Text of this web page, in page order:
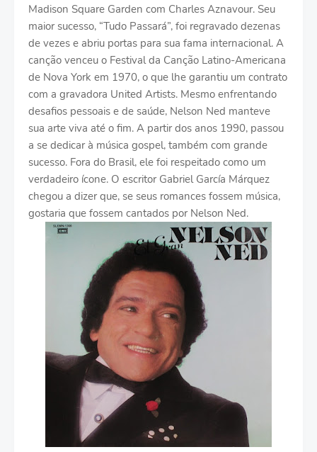
Madison Square Garden com Charles Aznavour. Seu
maior sucesso, “Tudo Passará”, foi regravado dezenas
de vezes e abriu portas para sua fama internacional. A
canção venceu o Festival da Canção Latino-Americana
de Nova York em 1970, o que lhe garantiu um contrato
com a gravadora United Artists. Mesmo enfrentando
desafios pessoais e de saúde, Nelson Ned manteve
sua arte viva até o fim. A partir dos anos 1990, passou
a se dedicar à música gospel, também com grande
sucesso. Fora do Brasil, ele foi respeitado como um
verdadeiro ícone. O escritor Gabriel García Márquez
chegou a dizer que, se seus romances fossem música,
gostaria que fossem cantados por Nelson Ned.